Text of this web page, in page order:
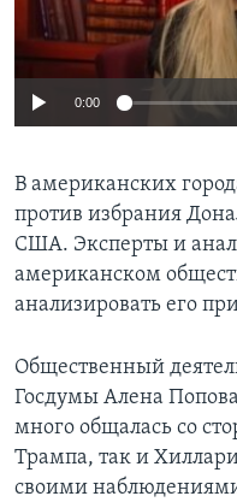
Learning English
СОЦИАЛЬНЫЕ СЕТИ
Языки
0:00
В американских
против избрания
США. Эксперты и
американском
анализировать его
Общественный
Госдумы Алена
много общалась со
Трампа, так и
своими